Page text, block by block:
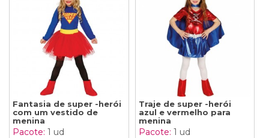
Fantasia de super -herói
com um vestido de
menina
Pacote: 1 ud
Traje de super -herói
azul e vermelho para
menina
Pacote: 1 ud